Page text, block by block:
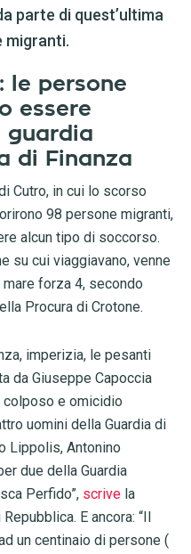
parte di quest’ultima
migranti.
le persone
essere
guardia
di Finanza
Cutro, in cui lo scorso
98 persone migranti,
alcun tipo di soccorso.
su cui viaggiavano, venne
forza 4, secondo
Procura di Crotone.
imperizia, le pesanti
da Giuseppe Capoccia
e omicidio
uomini della Guardia di
Lippolis, Antonino
due della Guardia
Perfido”, scrivela
E ancora: “Il
un centinaio di persone (